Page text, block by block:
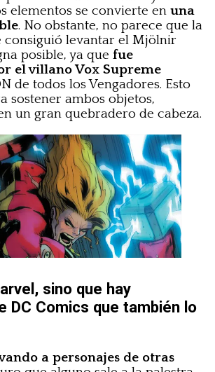
elementos se convierte en una
. No obstante, no parece que la
consiguió levantar el Mjölnir
posible, ya que fue
el villano Vox Supreme
de todos los Vengadores. Esto
sostener ambos objetos,
un gran quebradero de cabeza.
sino que hay
DC Comics que también lo
a personajes de otras